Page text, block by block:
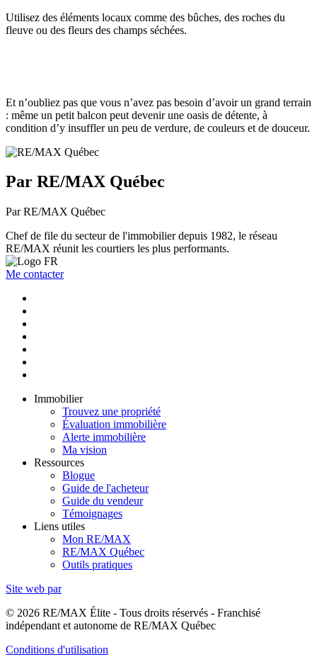
Utilisez des éléments locaux comme des bûches, des roches du
fleuve ou des fleurs des champs séchées.
Et n’oubliez pas que vous n’avez pas besoin d’avoir un grand terrain
: même un petit balcon peut devenir une oasis de détente, à
condition d’y insuffler un peu de verdure, de couleurs et de douceur.
Par RE/MAX Québec
Par RE/MAX Québec
Chef de file du secteur de l'immobilier depuis 1982, le réseau
RE/MAX réunit les courtiers les plus performants.
Me contacter
Immobilier
Trouvez une propriété
Évaluation immobilière
Alerte immobilière
Ma vision
Ressources
Blogue
Guide de l'acheteur
Guide du vendeur
Témoignages
Liens utiles
Mon RE/MAX
RE/MAX Québec
Outils pratiques
Site web par
© 2026 RE/MAX Élite - Tous droits réservés - Franchisé
indépendant et autonome de RE/MAX Québec
Conditions d'utilisation